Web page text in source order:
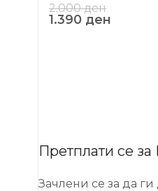
2.000ден
1.390 ден
Претплати се за
Зачлени се за да